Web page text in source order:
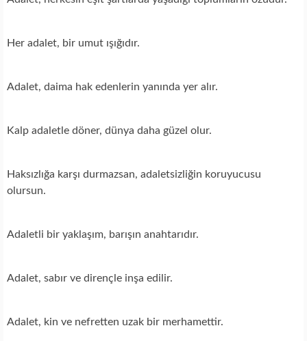
Her adalet, bir umut ışığıdır.
Adalet, daima hak edenlerin yanında yer alır.
Kalp adaletle döner, dünya daha güzel olur.
Haksızlığa karşı durmazsan, adaletsizliğin koruyucusu
olursun.
Adaletli bir yaklaşım, barışın anahtarıdır.
Adalet, sabır ve dirençle inşa edilir.
Adalet, kin ve nefretten uzak bir merhamettir.